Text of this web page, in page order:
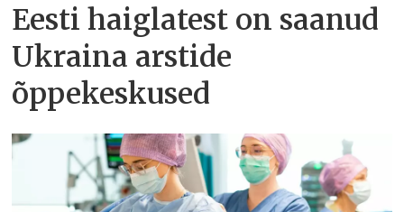
Eesti haiglatest on saanud
Ukraina arstide
õppekeskused